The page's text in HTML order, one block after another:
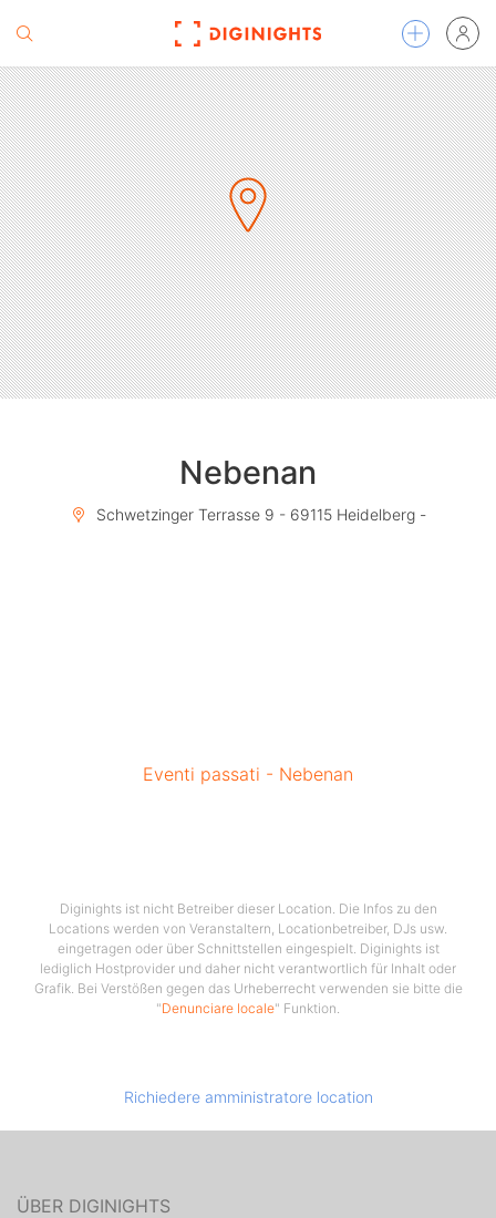
Nebenan
Schwetzinger Terrasse 9 - 69115 Heidelberg -
Eventi passati - Nebenan
Diginights ist nicht Betreiber dieser Location. Die Infos zu den
Locations werden von Veranstaltern, Locationbetreiber, DJs usw.
eingetragen oder über Schnittstellen eingespielt. Diginights ist
lediglich Hostprovider und daher nicht verantwortlich für Inhalt oder
Grafik. Bei Verstößen gegen das Urheberrecht verwenden sie bitte die
"Denunciare locale" Funktion.
Richiedere amministratore location
ÜBER DIGINIGHTS